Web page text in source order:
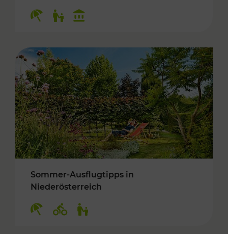
Sommer-Ausflugtipps in
Niederösterreich